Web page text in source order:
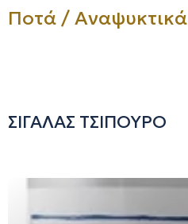
Ποτά / Αναψυκτικά
ΣΙΓΑΛΑΣ ΤΣΙΠΟΥΡΟ